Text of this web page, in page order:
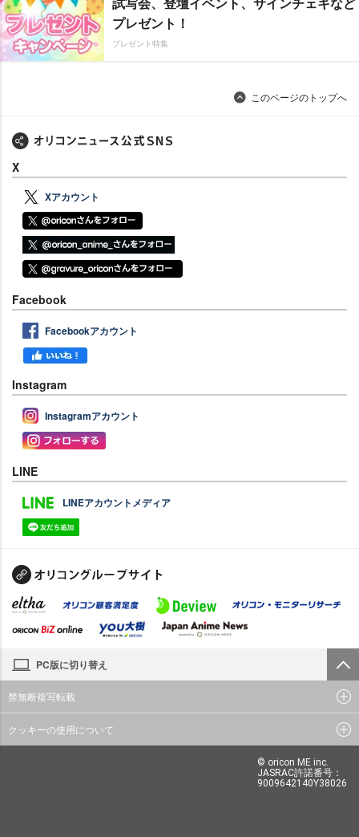
プレゼント！
プレゼント特集
このページのトップへ
X
Xアカウント
Facebook
Facebookアカウント
Instagram
Instagramアカウント
LINE
LINEアカウントメディア
PC版に切り替え
禁無断複写転載
クッキーの使用について
© oricon ME inc.
JASRAC許諾番号：
9009642140Y38026